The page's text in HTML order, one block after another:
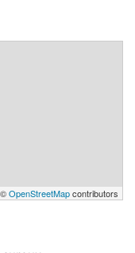
OpenStreetMapcontributors